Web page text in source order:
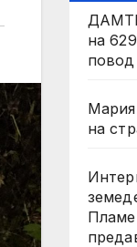
на
на